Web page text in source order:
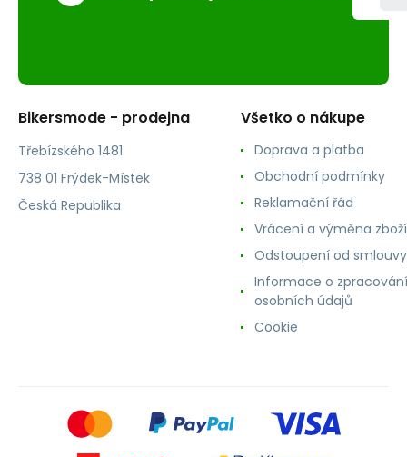
Bikersmode - prodejna
Třebízského 1481
738 01 Frýdek-Místek
Česká Republika
Všetko o nákupe
Doprava a platba
Obchodní podmínky
Reklamační řád
Vrácení a výměna zboží
Odstoupení od smlouvy
Informace o zpracování
osobních údajů
Cookie